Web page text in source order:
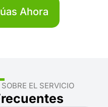
Ahora
EL SERVICIO